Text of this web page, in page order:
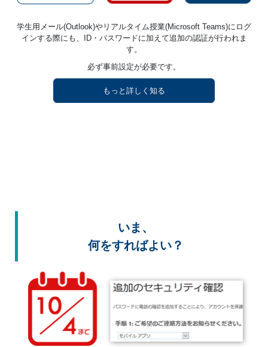
学生用メール(Outlook)やリアルタイム授業(Microsoft Teams)にログ
インする際にも、ID・パスワードに加えて追加の認証が行われま
す。
必ず事前設定が必要です。
もっと詳しく知る
いま、
何をすればよい？